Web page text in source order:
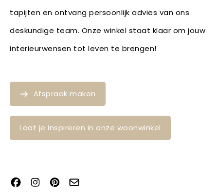
tapijten en ontvang persoonlijk advies van ons
deskundige team. Onze winkel staat klaar om jouw
interieurwensen tot leven te brengen!
Afspraak maken
Laat je inspireren in onze woonwinkel